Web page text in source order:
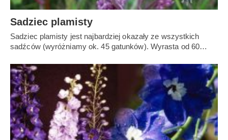
Sadziec plamisty
Sadziec plamisty jest najbardziej okazały ze wszystkich
sadźców (wyróżniamy ok. 45 gatunków). Wyrasta od 60…